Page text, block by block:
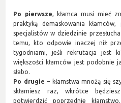
Po pierwsze, kłamca musi mieć
praktyką demaskowania
specjalistów w dziedzinie
temu, kto odpowie inaczej niż
tygodniami, jeśli rekrutacja jest
większości kłamców jest podobnie
słabo.
Po drugie – kłamstwa mnożą się
skłamiesz raz, wkrótce
potwierdzić poprzednie